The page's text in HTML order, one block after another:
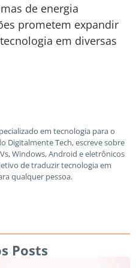
de energia
prometem expandir
em diversas
em tecnologia para o
Digitalmente Tech, escreve sobre
Windows, Android e eletrônicos
de traduzir tecnologia em
qualquer pessoa.
Posts